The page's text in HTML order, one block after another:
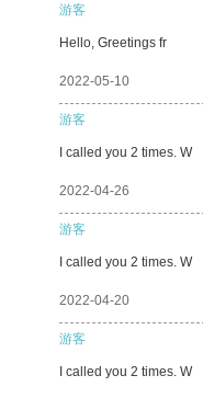
游客
Hello, Greetings fr
2022-05-10
游客
I called you 2 times. W
2022-04-26
游客
I called you 2 times. W
2022-04-20
游客
I called you 2 times. W